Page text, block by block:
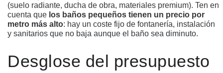
(suelo radiante, ducha de obra, materiales premium). Ten en
cuenta que los baños pequeños tienen un precio por
metro más alto: hay un coste fijo de fontanería, instalación
y sanitarios que no baja aunque el baño sea diminuto.
Desglose del presupuesto